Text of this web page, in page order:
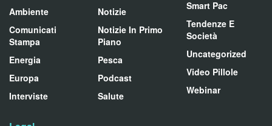
Ambiente
Comunicati
Stampa
Energia
Europa
Interviste
Notizie
Notizie In Primo
Piano
Pesca
Podcast
Salute
Smart Pac
Tendenze E
Società
Uncategorized
Video Pillole
Webinar